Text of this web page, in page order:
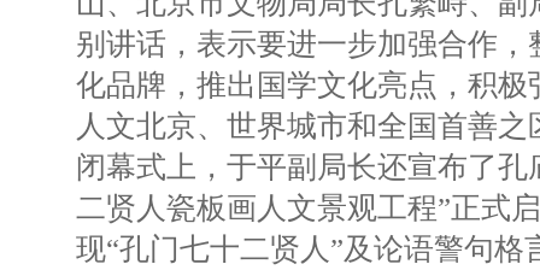
别讲话，表示要进一步加强合作
化品牌，推出国学文化亮点，积
人文北京、世界城市和全国首善
闭幕式上，于平副局长还宣布了孔
二贤人瓷板画人文景观工程”正式
现“孔门七十二贤人”及论语警句格